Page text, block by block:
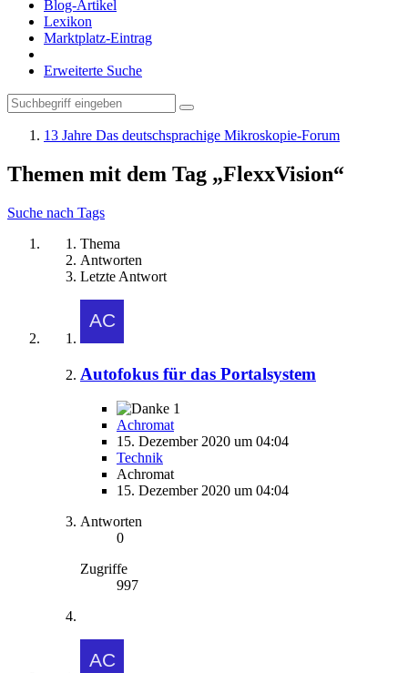
Blog-Artikel
Lexikon
Marktplatz-Eintrag
Erweiterte Suche
13 Jahre Das deutschsprachige Mikroskopie-Forum
Themen mit dem Tag „FlexxVision“
Suche nach Tags
Thema
Antworten
Letzte Antwort
Autofokus für das Portalsystem
1
Achromat
15. Dezember 2020 um 04:04
Technik
Achromat
15. Dezember 2020 um 04:04
Antworten
0
Zugriffe
997